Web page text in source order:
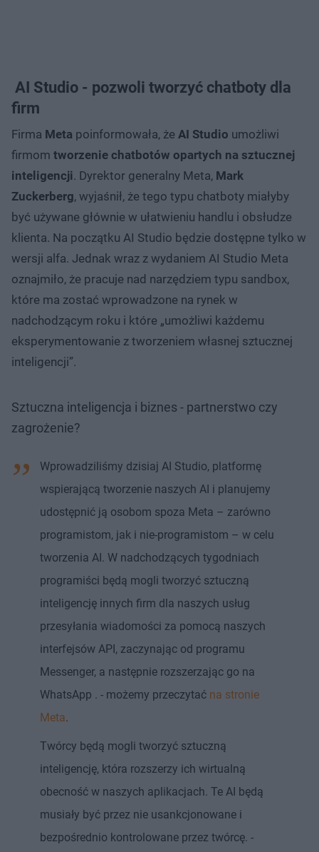
AI Studio - pozwoli tworzyć chatboty dla
firm
Firma Meta poinformowała, że AI Studio umożliwi
firmom tworzenie chatbotów opartych na sztucznej
inteligencji. Dyrektor generalny Meta, Mark
Zuckerberg, wyjaśnił, że tego typu chatboty miałyby
być używane głównie w ułatwieniu handlu i obsłudze
klienta. Na początku AI Studio będzie dostępne tylko w
wersji alfa. Jednak wraz z wydaniem AI Studio Meta
oznajmiło, że pracuje nad narzędziem typu sandbox,
które ma zostać wprowadzone na rynek w
nadchodzącym roku i które „umożliwi każdemu
eksperymentowanie z tworzeniem własnej sztucznej
inteligencji”.
Sztuczna inteligencja i biznes - partnerstwo czy
zagrożenie?
Wprowadziliśmy dzisiaj AI Studio, platformę
wspierającą tworzenie naszych AI i planujemy
udostępnić ją osobom spoza Meta – zarówno
programistom, jak i nie-programistom – w celu
tworzenia AI. W nadchodzących tygodniach
programiści będą mogli tworzyć sztuczną
inteligencję innych firm dla naszych usług
przesyłania wiadomości za pomocą naszych
interfejsów API, zaczynając od programu
Messenger, a następnie rozszerzając go na
WhatsApp . - możemy przeczytać na stronie
Meta.
Twórcy będą mogli tworzyć sztuczną
inteligencję, która rozszerzy ich wirtualną
obecność w naszych aplikacjach. Te AI będą
musiały być przez nie usankcjonowane i
bezpośrednio kontrolowane przez twórcę. -